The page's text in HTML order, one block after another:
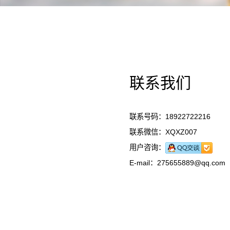
联系我们
联系号码：18922722216
联系微信：XQXZ007
用户咨询：
E-mail：275655889@qq.com